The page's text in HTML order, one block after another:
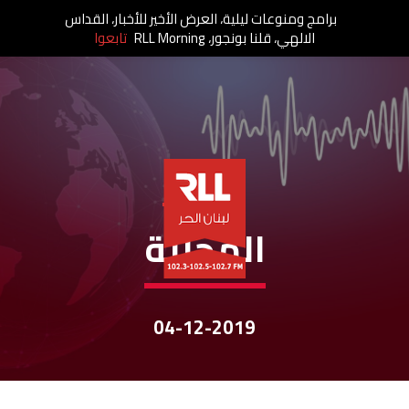
نشرات الأخبار
المحليّة
04-12-2019
برامج ومنوعات ليلية، العرض الأخير للأخبار، القداس
الالهي، قلنا بونجور، RLL Morning تابعوا